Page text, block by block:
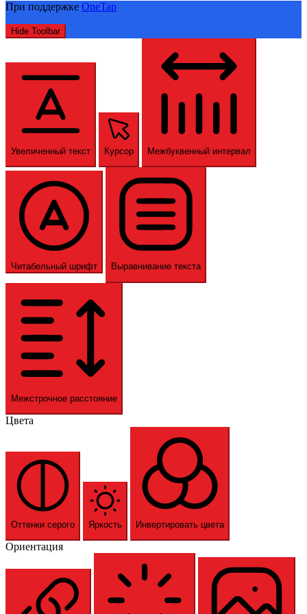
При поддержке OneTap
Hide Toolbar
Увеличенный текст Курсор Межбуквенный интервал
Читабельный шрифт Выравнивание текста
Межстрочное расстояние
Цвета
Оттенки серого Яркость Инвертировать цвета
Ориентация